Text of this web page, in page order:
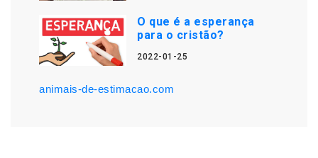
O que é a esperança
para o cristão?
2022-01-25
animais-de-estimacao.com